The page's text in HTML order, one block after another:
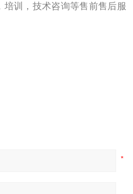
培训，技术咨询等售前售后服